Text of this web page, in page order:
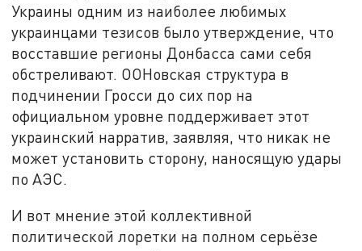
Украины одним из наиболее любимых
украинцами тезисов было утверждение, что
восставшие регионы Донбасса сами себя
обстреливают. ООНовская структура в
подчинении Гросси до сих пор на
официальном уровне поддерживает этот
украинский нарратив, заявляя, что никак не
может установить сторону, наносящую удары
по АЭС.
И вот мнение этой коллективной
политической лоретки на полном серьёзе